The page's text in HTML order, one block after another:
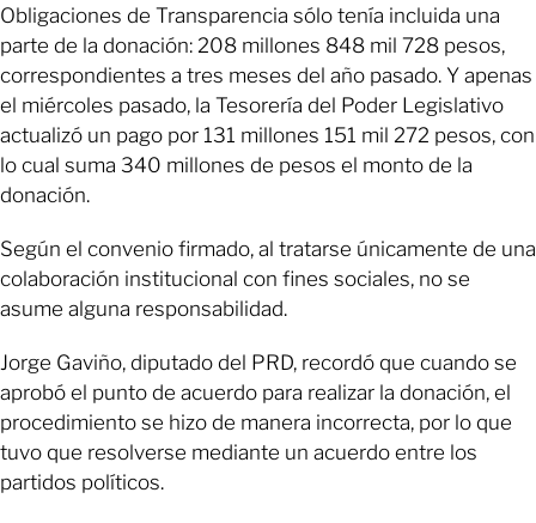
Obligaciones de Transparencia sólo tenía incluida una
parte de la donación: 208 millones 848 mil 728 pesos,
correspondientes a tres meses del año pasado. Y apenas
el miércoles pasado, la Tesorería del Poder Legislativo
actualizó un pago por 131 millones 151 mil 272 pesos, con
lo cual suma 340 millones de pesos el monto de la
donación.
Según el convenio firmado, al tratarse únicamente de una
colaboración institucional con fines sociales, no se
asume alguna responsabilidad.
Jorge Gaviño, diputado del PRD, recordó que cuando se
aprobó el punto de acuerdo para realizar la donación, el
procedimiento se hizo de manera incorrecta, por lo que
tuvo que resolverse mediante un acuerdo entre los
partidos políticos.